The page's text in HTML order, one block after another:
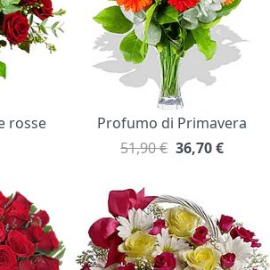
rosse
Profumo di Primavera
51,90 € 36,70€